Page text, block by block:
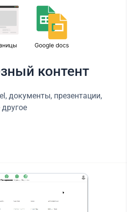
контент
документы, презентации,